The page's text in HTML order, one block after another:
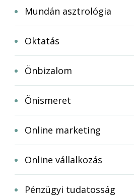
Mundán asztrológia
Oktatás
Önbizalom
Önismeret
Online marketing
Online vállalkozás
Pénzügyi tudatosság